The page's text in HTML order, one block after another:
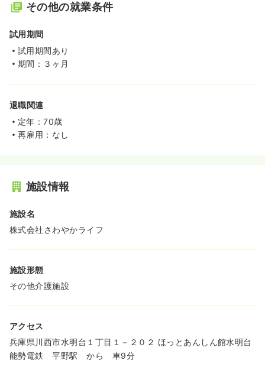
その他の就業条件
試用期間
試用期間あり
期間：３ヶ月
退職関連
定年：70歳
再雇用：なし
施設情報
施設名
株式会社さわやかライフ
施設形態
その他介護施設
アクセス
兵庫県川西市水明台１丁目１－２０２ ほっとあんしん館水明台
能勢電鉄 平野駅 から 車9分